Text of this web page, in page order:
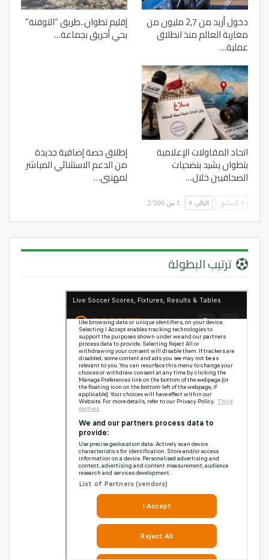
دخول أزيد من 2,7 مليون من
مغاربة العالم منذ انطلاق
عملية…
إقليم تطوان..طريق “التوفنة”
بحي أحريق بجماعة…
اتحاد المقاولات الإعلامية
بتطوان يشيد بتضحيات
الصحافيين خلال…
إطلاق حصة إضافية جديدة
من الدعم الاستثنائي المباشر
لمهنيي…
السابق التالي 1 من 2٬200
ترتيب البطولة